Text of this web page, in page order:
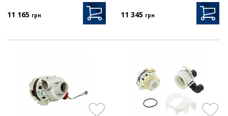
11 165 грн 11 345 грн